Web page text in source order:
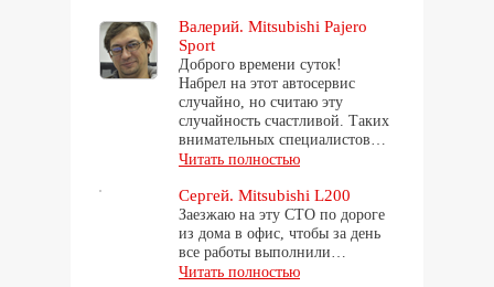
Валерий. Mitsubishi Pajero
Sport
Доброго времени суток!
Набрел на этот автосервис
случайно, но считаю эту
случайность счастливой. Таких
внимательных специалистов…
Читать полностью
Сергей. Mitsubishi L200
Заезжаю на эту СТО по дороге
из дома в офис, чтобы за день
все работы выполнили…
Читать полностью